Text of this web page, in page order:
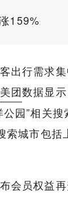
159%
出行需求
美团数据显
公园”相关
城市包括
会员权益